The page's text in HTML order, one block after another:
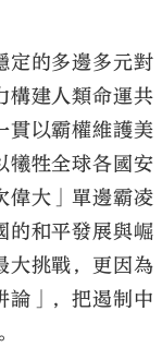
定的多邊多元對
構建人類命運共
貫以霸權維護美
犧牲全球各國安
偉大」單邊霸凌
的和平發展與崛
大挑戰，更因為
論」，把遏制中